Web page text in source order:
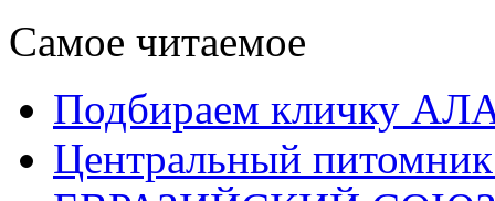
Самое читаемое
Подбираем кличку
Центральный